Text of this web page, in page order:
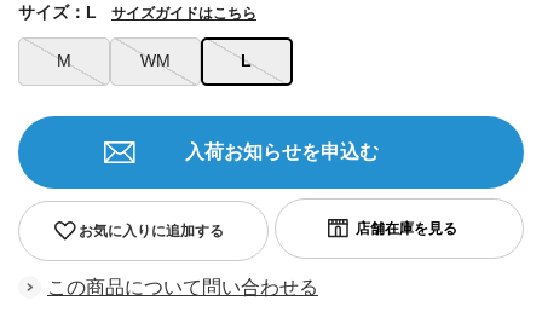
M WM L
サイズ：L サイズガイドはこちら
お気に入りに追加する
入荷お知らせを申込む
この商品について問い合わせる